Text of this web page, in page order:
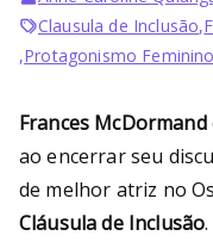
Clausula de Inclusão,
,Protagonismo Feminino
Frances McDormand
ao encerrar seu
de melhor atriz no
Cláusula de Inclusão